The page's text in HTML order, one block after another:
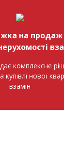
на продаж
комплексне
купівлі нової
взамін